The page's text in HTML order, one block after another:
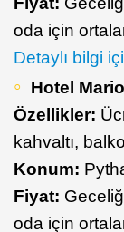
oda için
Detaylı bilgi
Hotel
Özellikler:
kahvaltı,
Konum:
Fiyat:
oda için